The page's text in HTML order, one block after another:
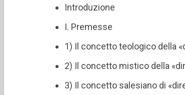
Introduzione
I. Premesse
1) Il concetto teologico della
2) Il concetto mistico della
3) Il concetto salesiano di